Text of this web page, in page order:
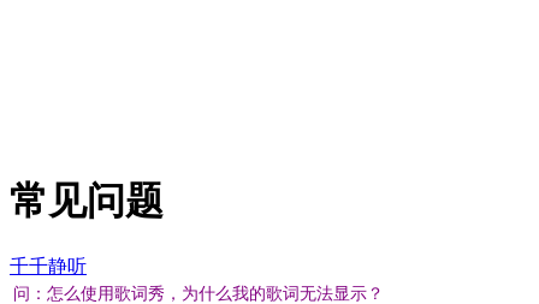
常见问题
千千静听
问：怎么使用歌词秀，为什么我的歌词无法显示？